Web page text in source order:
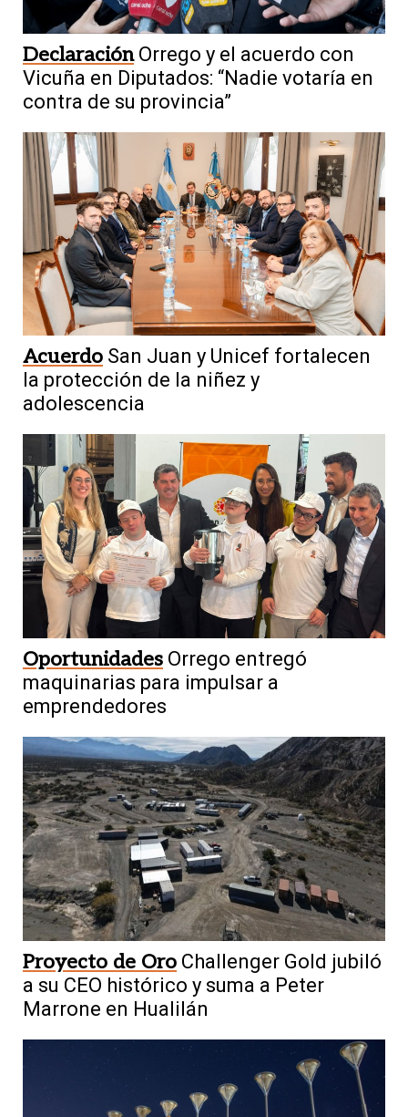
Declaración Orrego y el acuerdo con
Vicuña en Diputados: “Nadie votaría en
contra de su provincia”
Acuerdo San Juan y Unicef fortalecen
la protección de la niñez y
adolescencia
Oportunidades Orrego entregó
maquinarias para impulsar a
emprendedores
Proyecto de Oro Challenger Gold jubiló
a su CEO histórico y suma a Peter
Marrone en Hualilán